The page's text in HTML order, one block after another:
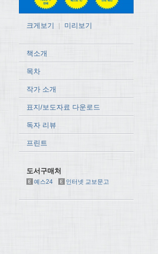
크게보기 | 미리보기
책소개
목차
작가 소개
표지/보도자료 다운로드
독자 리뷰
프린트
도서구매처
예스24 인터넷 교보문고